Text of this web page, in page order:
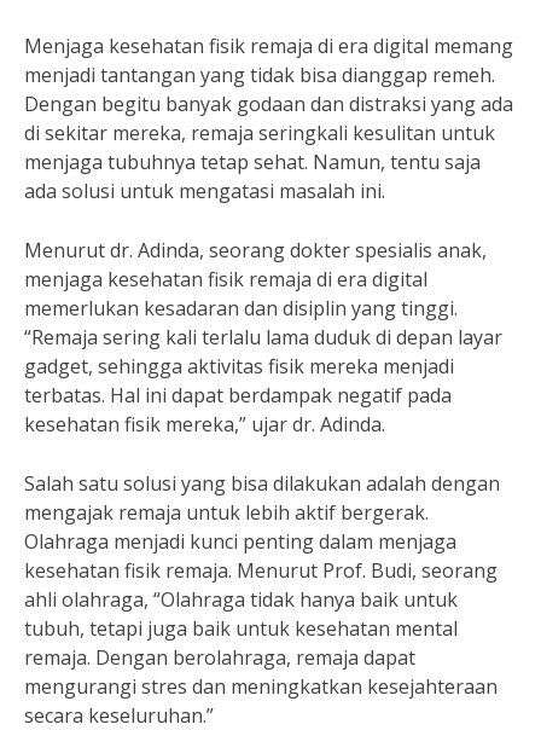
Menjaga kesehatan fisik remaja di era digital memang
menjadi tantangan yang tidak bisa dianggap remeh.
Dengan begitu banyak godaan dan distraksi yang ada
di sekitar mereka, remaja seringkali kesulitan untuk
menjaga tubuhnya tetap sehat. Namun, tentu saja
ada solusi untuk mengatasi masalah ini.
Menurut dr. Adinda, seorang dokter spesialis anak,
menjaga kesehatan fisik remaja di era digital
memerlukan kesadaran dan disiplin yang tinggi.
“Remaja sering kali terlalu lama duduk di depan layar
gadget, sehingga aktivitas fisik mereka menjadi
terbatas. Hal ini dapat berdampak negatif pada
kesehatan fisik mereka,” ujar dr. Adinda.
Salah satu solusi yang bisa dilakukan adalah dengan
mengajak remaja untuk lebih aktif bergerak.
Olahraga menjadi kunci penting dalam menjaga
kesehatan fisik remaja. Menurut Prof. Budi, seorang
ahli olahraga, “Olahraga tidak hanya baik untuk
tubuh, tetapi juga baik untuk kesehatan mental
remaja. Dengan berolahraga, remaja dapat
mengurangi stres dan meningkatkan kesejahteraan
secara keseluruhan.”